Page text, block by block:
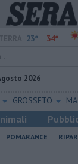
23° 34°
2026
GROSSETO
POMARANCE